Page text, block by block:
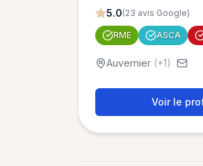
5.0(23 avis Google)
RME ASCA
Auvernier (+1)
Voir le